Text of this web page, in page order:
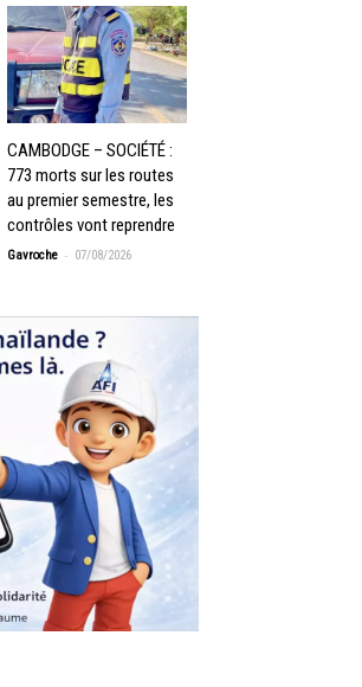
CAMBODGE – SOCIÉTÉ :
773 morts sur les routes
au premier semestre, les
contrôles vont reprendre
Gavroche - 07/08/2026